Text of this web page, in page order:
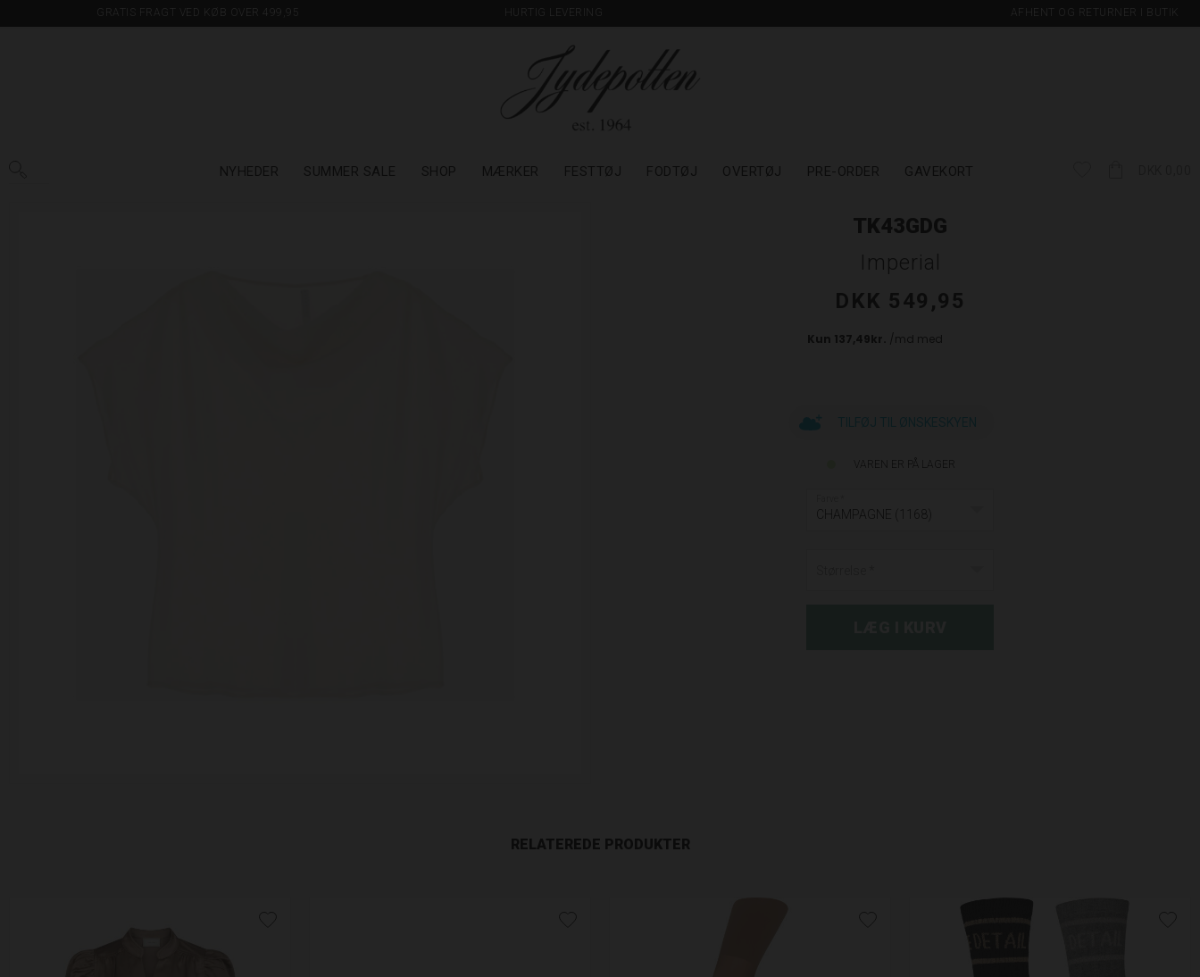
GRATIS FRAGT VED KØB OVER 499,95 HURTIG LEVERING AFHENT OG RETURNER I BUTIK
NYHEDER SUMMER SALE SHOP MÆRKER FESTTØJ FODTØJ OVERTØJ PRE-ORDER GAVEKORT
TK43GDG
Imperial
DKK 549,95
TILFØJ TIL ØNSKESKYEN
VAREN ER PÅ LAGER
CHAMPAGNE (1168)
RELATEREDE PRODUKTER